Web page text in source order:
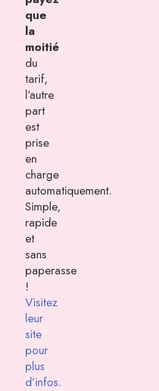
que
la
moitié
du
tarif,
l’autre
part
est
prise
en
charge
automatiquement.
Simple,
rapide
et
sans
paperasse
!
Visitez
leur
site
pour
plus
d’infos.